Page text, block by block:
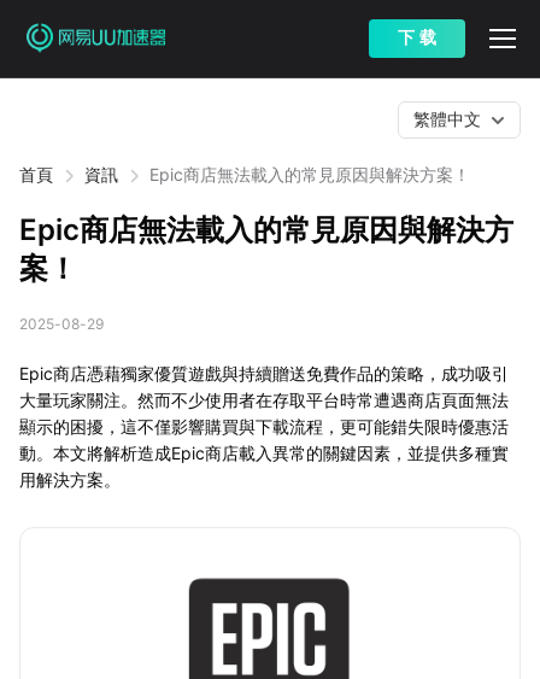
下 载
首頁 資訊 Epic商店無法載入的常見原因與解決方案！
繁體中文
Epic商店無法載入的常見原因與解決方
案！
2025-08-29
Epic商店憑藉獨家優質遊戲與持續贈送免費作品的策略，成功吸引
大量玩家關注。然而不少使用者在存取平台時常遭遇商店頁面無法
顯示的困擾，這不僅影響購買與下載流程，更可能錯失限時優惠活
動。本文將解析造成Epic商店載入異常的關鍵因素，並提供多種實
用解決方案。